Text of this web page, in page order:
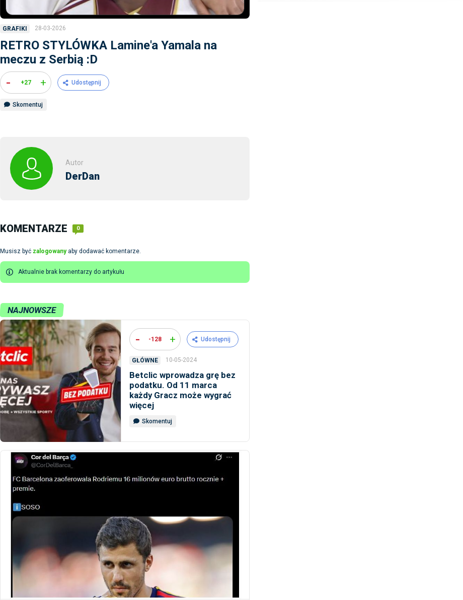
GRAFIKI 28-03-2026
RETRO STYLÓWKA Lamine'a Yamala na
meczu z Serbią :D
- +27 + Udostępnij
Skomentuj
Autor
DerDan
KOMENTARZE 0
Musisz być zalogowanyaby dodawać komentarze.
Aktualnie brak komentarzy do artykułu
NAJNOWSZE
- -128 + Udostępnij
GŁÓWNE 10-05-2024
Betclic wprowadza grę bez
podatku. Od 11 marca
każdy Gracz może wygrać
więcej
Skomentuj